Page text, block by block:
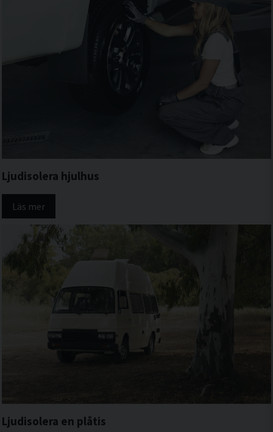
Ljudisolera hjulhus
Läs mer
Ljudisolera en plåtis